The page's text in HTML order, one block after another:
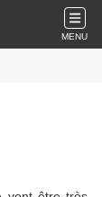
MENU